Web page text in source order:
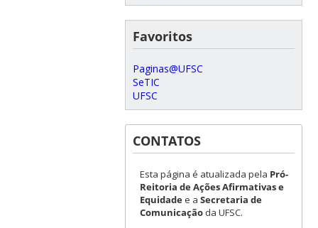
Favoritos
Paginas@UFSC
SeTIC
UFSC
CONTATOS
Esta página é atualizada pela Pró-
Reitoria de Ações Afirmativas e
Equidadee a Secretaria de
Comunicaçãoda UFSC.